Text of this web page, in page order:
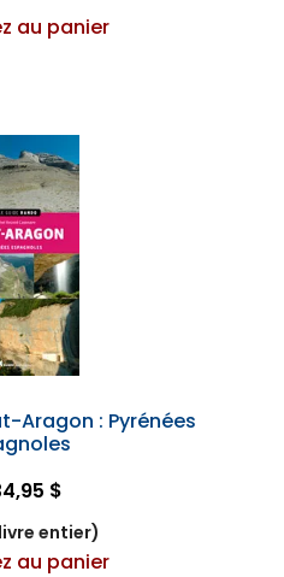
au panier
Aragon : Pyrénées
$
entier)
au panier